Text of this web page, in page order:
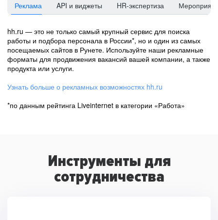
Реклама API и виджеты HR-экспертиза
hh.ru — это не только самый крупный сервис для поиска
работы и подбора персонала в России*, но и один из самых
посещаемых сайтов в Рунете. Используйте наши рекламные
форматы для продвижения вакансий вашей компании, а также
продукта или услуги.
Узнать больше о рекламных возможностях hh.ru
*по данным рейтинга Liveinternet в категории «Работа»
Инструменты для
сотрудничества